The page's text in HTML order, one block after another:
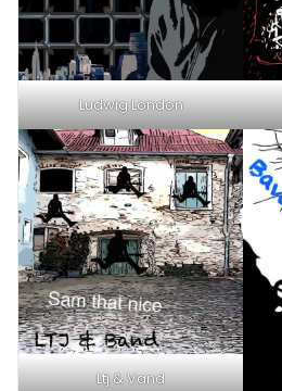
Ludwig London
Ltj & Vand